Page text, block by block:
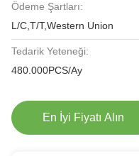
Ödeme Şartları:
L/C,T/T,Western Union
Tedarik Yeteneği:
480.000PCS/Ay
En İyi Fiyatı Alın